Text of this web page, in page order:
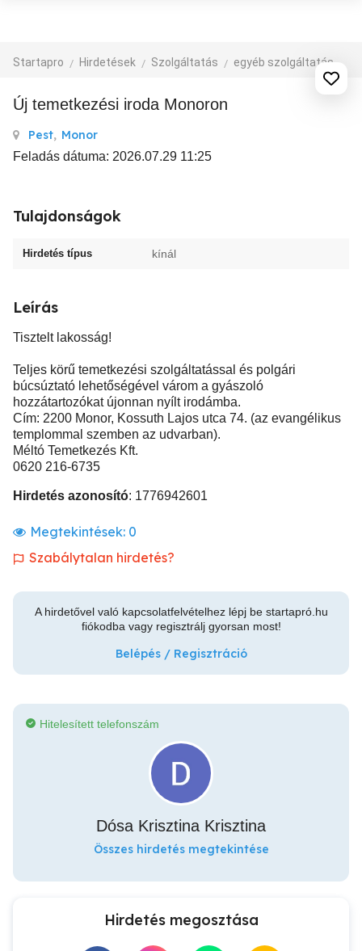
Startapro Hirdetések Szolgáltatás egyéb szolgáltatás
Új temetkezési iroda Monoron
Pest, Monor
Feladás dátuma: 2026.07.29 11:25
Tulajdonságok
Hirdetés típus kínál
Leírás
Tisztelt lakosság!
Teljes körű temetkezési szolgáltatással és polgári
búcsúztató lehetőségével várom a gyászoló
hozzátartozókat újonnan nyílt irodámba.
Cím: 2200 Monor, Kossuth Lajos utca 74. (az evangélikus
templommal szemben az udvarban).
Méltó Temetkezés Kft.
0620 216-6735
Hirdetés azonosító: 1776942601
Megtekintések: 0
Szabálytalan hirdetés?
A hirdetővel való kapcsolatfelvételhez lépj be startapró.hu
fiókodba vagy regisztrálj gyorsan most!
Belépés / Regisztráció
Hitelesített telefonszám
Dósa Krisztina Krisztina
Összes hirdetés megtekintése
Hirdetés megosztása